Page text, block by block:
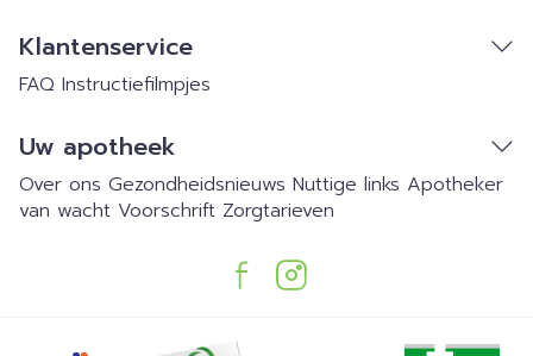
Klantenservice
FAQ Instructiefilmpjes
Uw apotheek
Over ons Gezondheidsnieuws Nuttige links Apotheker
van wacht Voorschrift Zorgtarieven